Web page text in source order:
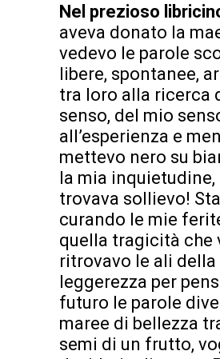
Nel prezioso
aveva donato la
vedevo le parole
libere, spontanee,
tra loro alla ricerca
senso, del mio
all’esperienza e
mettevo nero su
la mia inquietudine,
trovava sollievo!
curando le mie
quella tragicità che
ritrovavo le ali della
leggerezza per
futuro le parole
maree di bellezza
semi di un frutto,